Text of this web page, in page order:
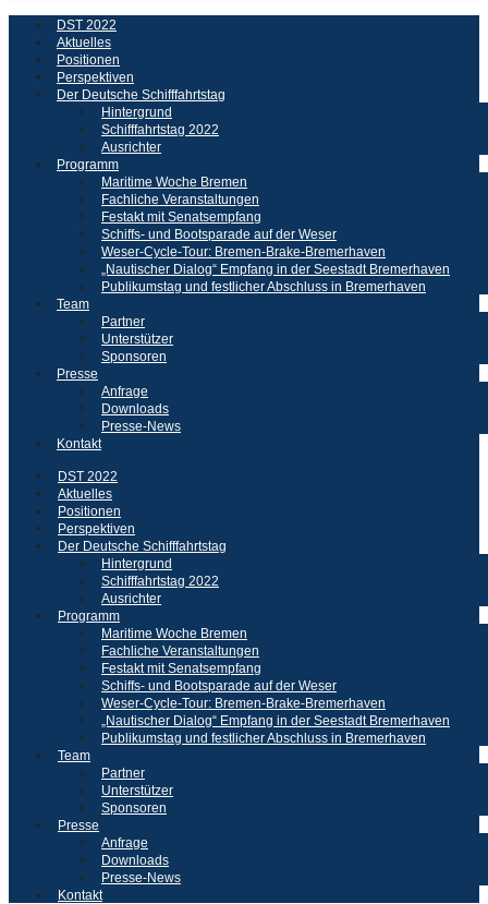
DST 2022
Aktuelles
Positionen
Perspektiven
Der Deutsche Schifffahrtstag
Hintergrund
Schifffahrtstag 2022
Ausrichter
Programm
Maritime Woche Bremen
Fachliche Veranstaltungen
Festakt mit Senatsempfang
Schiffs- und Bootsparade auf der Weser
Weser-Cycle-Tour: Bremen-Brake-Bremerhaven
„Nautischer Dialog“ Empfang in der Seestadt Bremerhaven
Publikumstag und festlicher Abschluss in Bremerhaven
Team
Partner
Unterstützer
Sponsoren
Presse
Anfrage
Downloads
Presse-News
Kontakt
DST 2022
Aktuelles
Positionen
Perspektiven
Der Deutsche Schifffahrtstag
Hintergrund
Schifffahrtstag 2022
Ausrichter
Programm
Maritime Woche Bremen
Fachliche Veranstaltungen
Festakt mit Senatsempfang
Schiffs- und Bootsparade auf der Weser
Weser-Cycle-Tour: Bremen-Brake-Bremerhaven
„Nautischer Dialog“ Empfang in der Seestadt Bremerhaven
Publikumstag und festlicher Abschluss in Bremerhaven
Team
Partner
Unterstützer
Sponsoren
Presse
Anfrage
Downloads
Presse-News
Kontakt